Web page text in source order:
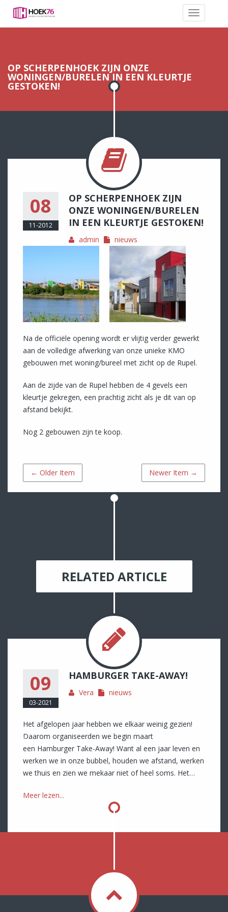
OP SCHERPENHOEK ZIJN ONZE
WONINGEN/BURELEN IN EEN KLEURTJE
GESTOKEN!
08
11-2012
OP SCHERPENHOEK ZIJN
ONZE WONINGEN/BURELEN
IN EEN KLEURTJE GESTOKEN!
admin nieuws
Na de officiële opening wordt er vlijtig verder gewerkt
aan de volledige afwerking van onze unieke KMO
gebouwen met woning/bureel met zicht op de Rupel.
Aan de zijde van de Rupel hebben de 4 gevels een
kleurtje gekregen, een prachtig zicht als je dit van op
afstand bekijkt.
Nog 2 gebouwen zijn te koop.
← Older Item Newer Item →
RELATED ARTICLE
09
03-2021
HAMBURGER TAKE-AWAY!
Vera nieuws
Het afgelopen jaar hebben we elkaar weinig gezien!
Daarom organiseerden we begin maart
een Hamburger Take-Away! Want al een jaar leven en
werken we in onze bubbel, houden we afstand, werken
we thuis en zien we mekaar niet of heel soms. Het…
Meer lezen...